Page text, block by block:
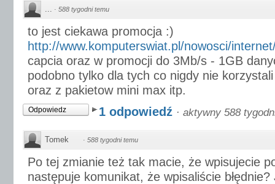
... · 588 tygodni temu
to jest ciekawa promocja :)
http://www.komputerswiat.pl/nowosci/
capcia oraz w promocji do 3Mb/s - 1GB
podobno tylko dla tych co nigdy nie
oraz z pakietow mini max itp.
Odpowiedz 1 odpowiedź · aktywny 588
Tomek · 588 tygodni temu
Po tej zmianie też tak macie, że wpisujecie
następuje komunikat, że wpisaliście